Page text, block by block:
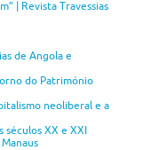
| Revista Travessias
de Angola e
do Património
neoliberal e a
XX e XXI